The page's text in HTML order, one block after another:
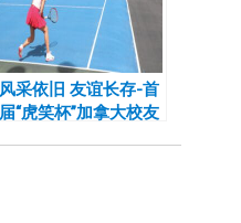
风采依旧 友谊长存-首
届“虎笑杯”加拿大校友